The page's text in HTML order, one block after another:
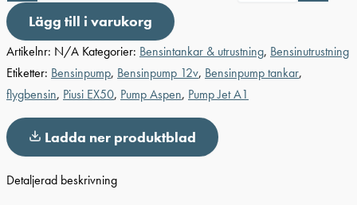
Lägg till i varukorg
Artikelnr: N/A Kategorier: Bensintankar & utrustning, Bensinutrustning
Etiketter: Bensinpump, Bensinpump 12v, Bensinpump tankar,
flygbensin, Piusi EX50, Pump Aspen, Pump Jet A1
Ladda ner produktblad
Detaljerad beskrivning